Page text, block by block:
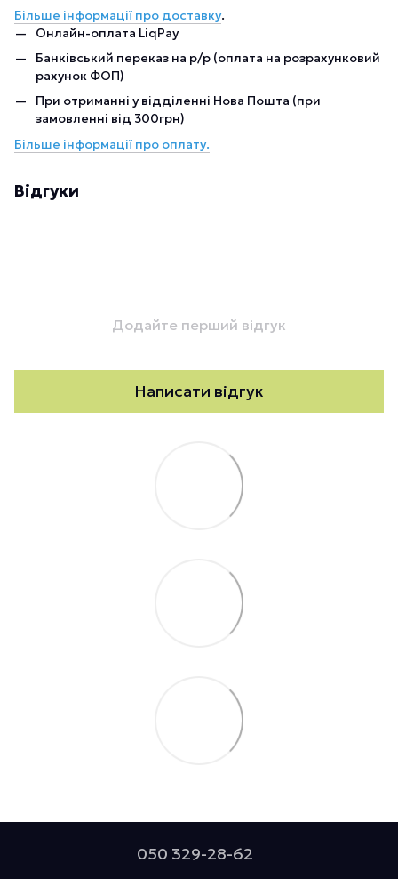
Більше інформації про доставку.
Онлайн-оплата LiqPay
Банківський переказ на р/р (оплата на розрахунковий
рахунок ФОП)
При отриманні у відділенні Нова Пошта (при
замовленні від 300грн)
Більше інформації про оплату.
Відгуки
Додайте перший відгук
Написати відгук
050 329-28-62